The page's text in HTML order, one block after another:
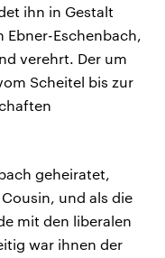
ihn in Gestalt
Ebner-Eschenbach,
verehrt. Der um
Scheitel bis zur
geheiratet,
und als die
mit den liberalen
war ihnen der